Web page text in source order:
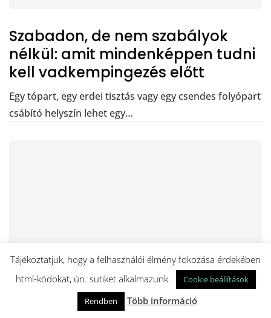
Szabadon, de nem szabályok
nélkül: amit mindenképpen tudni
kell vadkempingezés előtt
Egy tópart, egy erdei tisztás vagy egy csendes folyópart
csábító helyszín lehet egy…
KÖZÉLET
Egy közösség, ami megtartja az
Tájékoztatjuk, hogy a felhasználói élmény fokozása érdekében
html-kódokat, ún. sütiket alkalmazunk.
Cookie beállítások
Rendben
Több információ